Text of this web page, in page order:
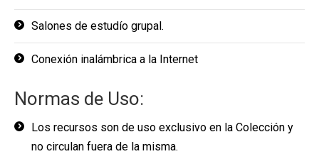
Salones de estudío grupal.
Conexión inalámbrica a la Internet
Normas de Uso:
Los recursos son de uso exclusivo en la Colección y
no circulan fuera de la misma.